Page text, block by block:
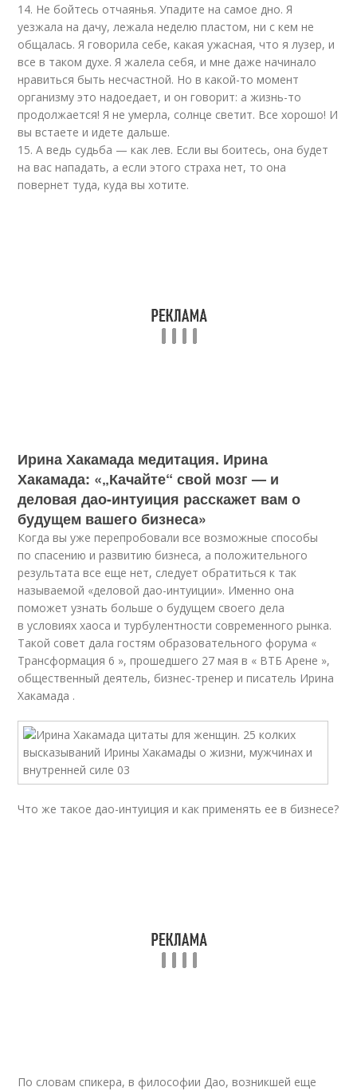
14. Не бойтесь отчаянья. Упадите на самое дно. Я
уезжала на дачу, лежала неделю пластом, ни с кем не
общалась. Я говорила себе, какая ужасная, что я лузер, и
все в таком духе. Я жалела себя, и мне даже начинало
нравиться быть несчастной. Но в какой-то момент
организму это надоедает, и он говорит: а жизнь-то
продолжается! Я не умерла, солнце светит. Все хорошо! И
вы встаете и идете дальше.
15. А ведь судьба — как лев. Если вы боитесь, она будет
на вас нападать, а если этого страха нет, то она
повернет туда, куда вы хотите.
Ирина Хакамада медитация. Ирина
Хакамада: «„Качайте“ свой мозг — и
деловая дао-интуиция расскажет вам о
будущем вашего бизнеса»
Когда вы уже перепробовали все возможные способы
по спасению и развитию бизнеса, а положительного
результата все еще нет, следует обратиться к так
называемой «деловой дао-интуиции». Именно она
поможет узнать больше о будущем своего дела
в условиях хаоса и турбулентности современного рынка.
Такой совет дала гостям образовательного форума «
Трансформация 6 », прошедшего 27 мая в « ВТБ Арене »,
общественный деятель, бизнес-тренер и писатель Ирина
Хакамада .
Что же такое дао-интуиция и как применять ее в бизнесе?
По словам спикера, в философии Дао, возникшей еще